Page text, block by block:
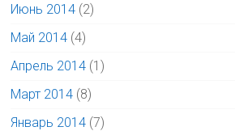
Июнь 2014 (2)
Май 2014 (4)
Апрель 2014 (1)
Март 2014 (8)
Январь 2014 (7)